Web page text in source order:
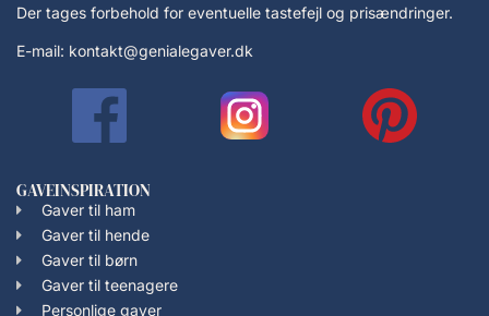
Der tages forbehold for eventuelle tastefejl og prisændringer.
E-mail: kontakt@genialegaver.dk
GAVEINSPIRATION
Gaver til ham
Gaver til hende
Gaver til børn
Gaver til teenagere
Personlige gaver